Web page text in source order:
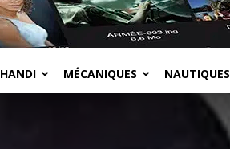
HANDI MÉCANIQUES NAUTIQUES